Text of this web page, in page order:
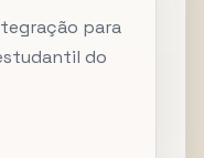
para
do